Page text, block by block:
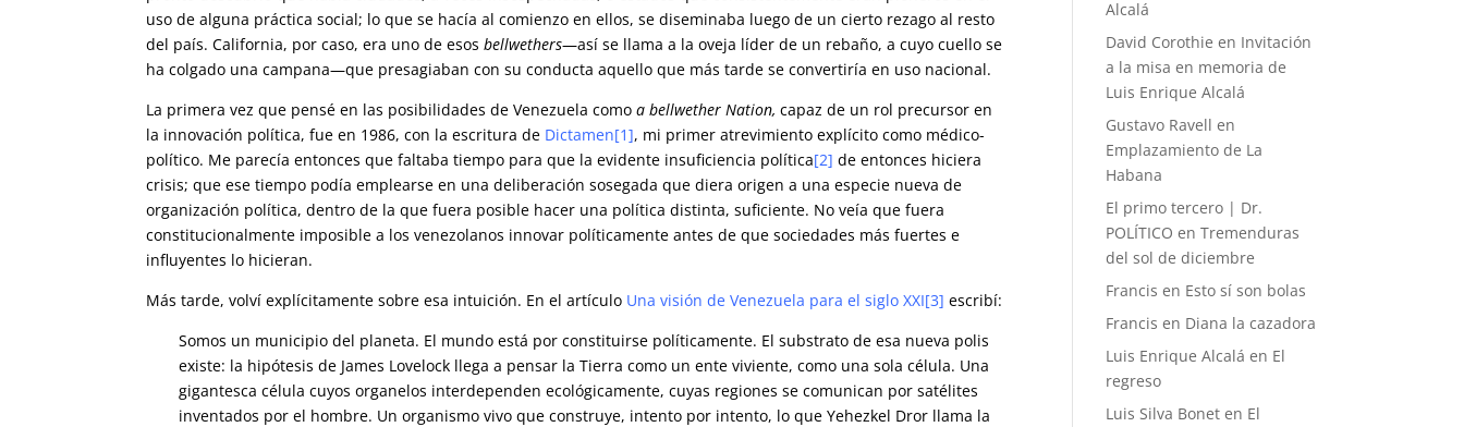
uso de alguna práctica social; lo que se hacía al comienzo en ellos, se diseminaba luego de un cierto rezago al resto
del país. California, por caso, era uno de esosbellwethers—así se llama a la oveja líder de un rebaño, a cuyo cuello se
ha colgado una campana—que presagiaban con su conducta aquello que más tarde se convertiría en uso nacional.
La primera vez que pensé en las posibilidades de Venezuela comoa bellwether Nation, capaz de un rol precursor en
la innovación política, fue en 1986, con la escritura de Dictamen[1], mi primer atrevimiento explícito como médico-
político. Me parecía entonces que faltaba tiempo para que la evidente insuficiencia política[2] de entonces hiciera
crisis; que ese tiempo podía emplearse en una deliberación sosegada que diera origen a una especie nueva de
organización política, dentro de la que fuera posible hacer una política distinta, suficiente. No veía que fuera
constitucionalmente imposible a los venezolanos innovar políticamente antes de que sociedades más fuertes e
influyentes lo hicieran.
Más tarde, volví explícitamente sobre esa intuición. En el artículo Una visión de Venezuela para el siglo XXI[3] escribí:
Somos un municipio del planeta. El mundo está por constituirse políticamente. El substrato de esa nueva polis
existe: la hipótesis de James Lovelock llega a pensar la Tierra como un ente viviente, como una sola célula. Una
gigantesca célula cuyos organelos interdependen ecológicamente, cuyas regiones se comunican por satélites
inventados por el hombre. Un organismo vivo que construye, intento por intento, lo que Yehezkel Dror llama la
Alcalá
David Corothie en Invitación
a la misa en memoria de
Luis Enrique Alcalá
Gustavo Ravell en
Emplazamiento de La
Habana
El primo tercero | Dr.
POLÍTICO enTremenduras
del sol de diciembre
Francis en Esto sí son bolas
Francis en Diana la cazadora
Luis Enrique Alcalá en El
regreso
Luis Silva Bonet en El